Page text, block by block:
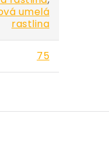
umelá
rastlina
75